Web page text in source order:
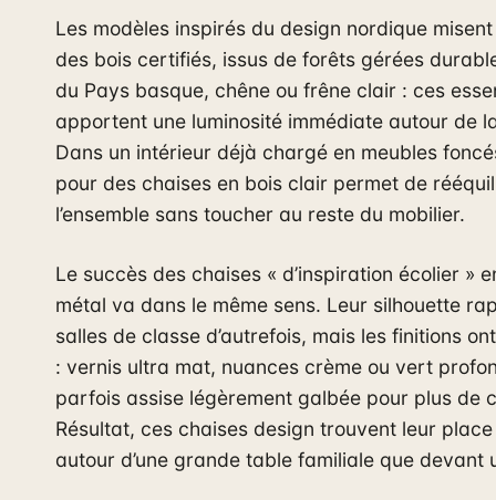
Les modèles inspirés du design nordique
des bois certifiés, issus de forêts gérées
du Pays basque, chêne ou frêne clair : ces
apportent une luminosité immédiate autour de
Dans un intérieur déjà chargé en meubles
pour des chaises en bois clair permet de
l’ensemble sans toucher au reste du mobilier.
Le succès des chaises « d’inspiration écolier »
métal va dans le même sens. Leur silhouette
salles de classe d’autrefois, mais les finitions
: vernis ultra mat, nuances crème ou vert
parfois assise légèrement galbée pour plus de
Résultat, ces chaises design trouvent leur
autour d’une grande table familiale que devant